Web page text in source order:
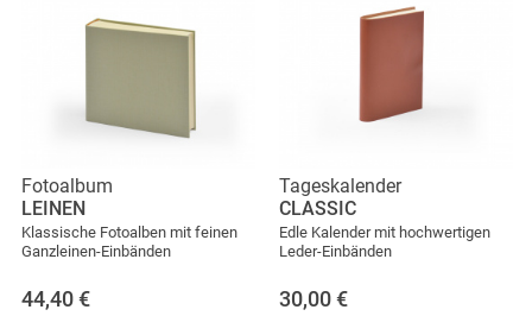
Fotoalbum
LEINEN
Klassische Fotoalben mit feinen
Ganzleinen-Einbänden
44,40 €
Tageskalender
CLASSIC
Edle Kalender mit hochwertigen
Leder-Einbänden
30,00 €